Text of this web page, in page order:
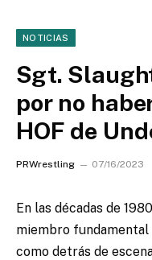
NOTICIAS
Sgt.
por no
HOF de
PRWrestling 07/16/2023
En las décadas de
miembro fundamental
como detrás de